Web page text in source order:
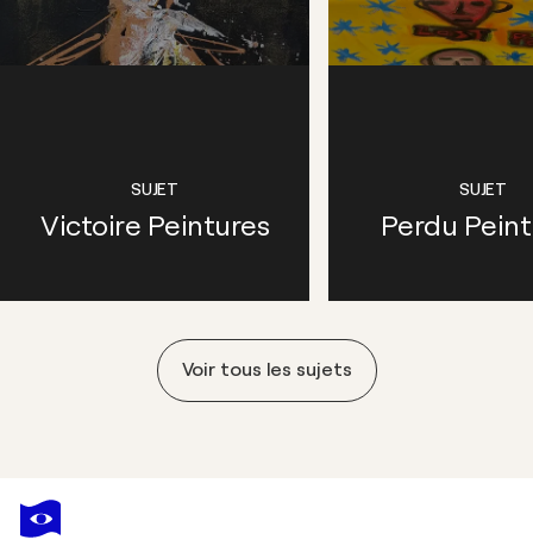
Victoire Peintures
SUJET
Perdu
SUJET
Voir tous les sujets